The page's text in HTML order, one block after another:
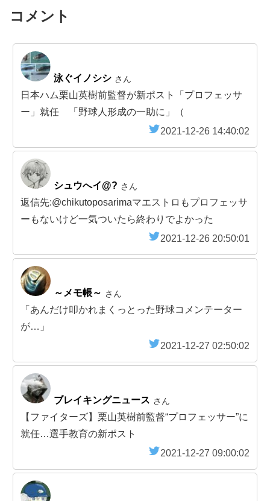
コメント
泳ぐイノシシ さん
日本ハム栗山英樹前監督が新ポスト「プロフェッサ
ー」就任 「野球人形成の一助に」（
2021-12-26 14:40:02
シュウへイ@? さん
返信先:@chikutoposarimaマエストロもプロフェッサ
ーもないけど一気ついたら終わりでよかった
2021-12-26 20:50:01
～メモ帳～ さん
「あんだけ叩かれまくっとった野球コメンテーター
が…」
2021-12-27 02:50:02
ブレイキングニュース さん
【ファイターズ】栗山英樹前監督“プロフェッサー”に
就任…選手教育の新ポスト
2021-12-27 09:00:02